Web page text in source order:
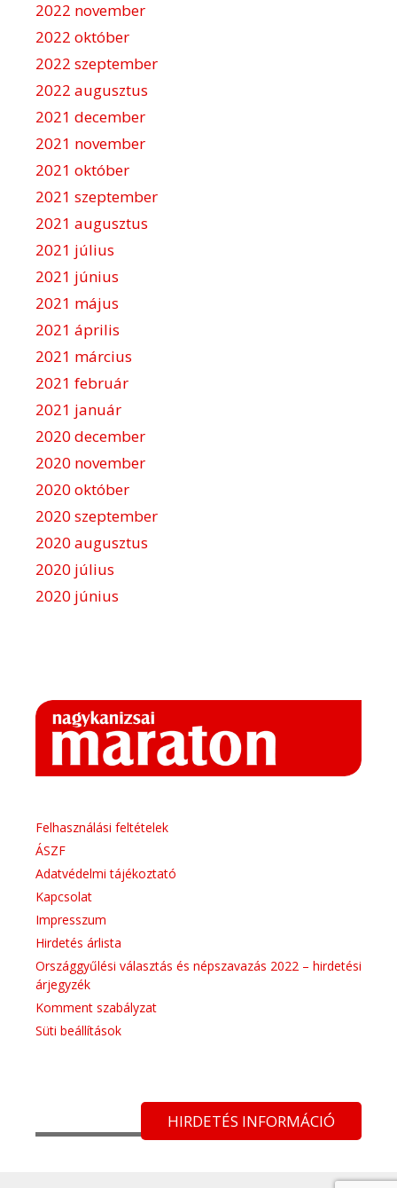
2022 november
2022 október
2022 szeptember
2022 augusztus
2021 december
2021 november
2021 október
2021 szeptember
2021 augusztus
2021 július
2021 június
2021 május
2021 április
2021 március
2021 február
2021 január
2020 december
2020 november
2020 október
2020 szeptember
2020 augusztus
2020 július
2020 június
Felhasználási feltételek
ÁSZF
Adatvédelmi tájékoztató
Kapcsolat
Impresszum
Hirdetés árlista
Országgyűlési választás és népszavazás 2022 – hirdetési
árjegyzék
Komment szabályzat
Süti beállítások
HIRDETÉS INFORMÁCIÓ